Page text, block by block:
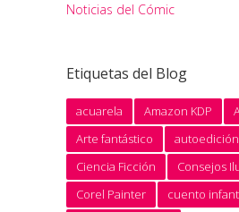
Noticias del Cómic
Etiquetas del Blog
acuarela Amazon KDP
Arte fantástico
autoedición
Ciencia Ficción
Consejos
Corel Painter
cuento